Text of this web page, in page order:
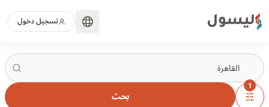
ليسول تسجيل دخول
1
بحث